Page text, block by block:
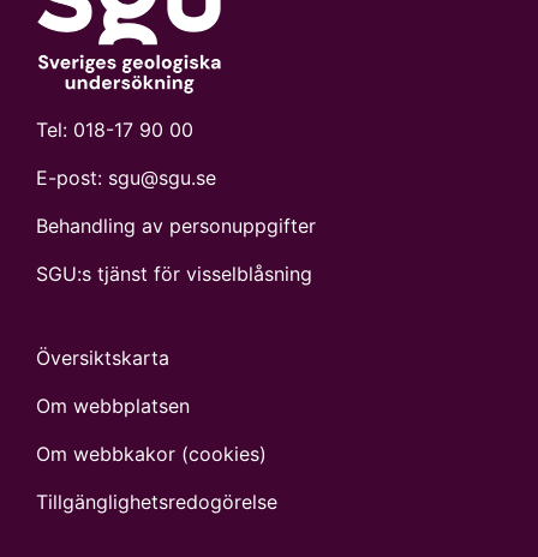
Tel: 018-17 90 00
E-post: sgu@sgu.se
Behandling av personuppgifter
SGU:s tjänst för visselblåsning
Översiktskarta
Om webbplatsen
Om webbkakor (cookies)
Tillgänglighets­redogörelse